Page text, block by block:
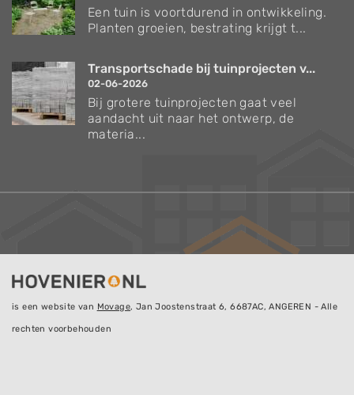
Een tuin is voortdurend in ontwikkeling.
Planten groeien, bestrating krijgt t...
Transportschade bij tuinprojecten v...
02-06-2026
Bij grotere tuinprojecten gaat veel
aandacht uit naar het ontwerp, de
materia...
is een website van Movage, Jan Joostenstraat 6, 6687AC, ANGEREN - Alle
rechten voorbehouden